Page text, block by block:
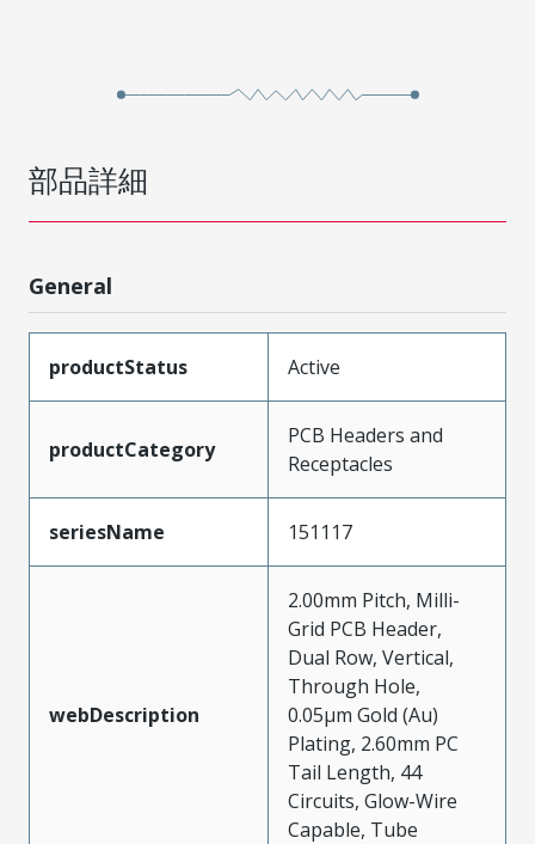
部品詳細
General
productStatus Active
productCategory
PCB Headers and
Receptacles
seriesName 151117
webDescription
2.00mm Pitch, Milli-
Grid PCB Header,
Dual Row, Vertical,
Through Hole,
0.05µm Gold (Au)
Plating, 2.60mm PC
Tail Length, 44
Circuits, Glow-Wire
Capable, Tube